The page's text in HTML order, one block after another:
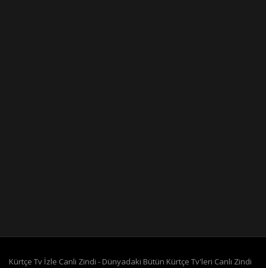
Kürtçe Tv İzle Canlı Zindi - Dünyadaki Bütün Kürtçe Tv'leri Canlı Zindi